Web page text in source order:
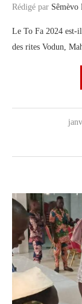
Rédigé par Sêmèvo
Le To Fa 2024 est-
des rites Vodun,